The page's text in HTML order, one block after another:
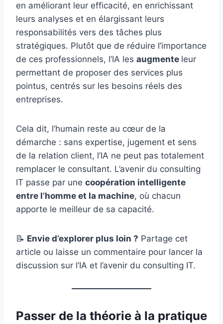
en améliorant leur efficacité, en enrichissant
leurs analyses et en élargissant leurs
responsabilités vers des tâches plus
stratégiques. Plutôt que de réduire l’importance
de ces professionnels, l’IA les augmente leur
permettant de proposer des services plus
pointus, centrés sur les besoins réels des
entreprises.
Cela dit, l’humain reste au cœur de la
démarche : sans expertise, jugement et sens
de la relation client, l’IA ne peut pas totalement
remplacer le consultant. L’avenir du consulting
IT passe par une coopération intelligente
entre l’homme et la machine, où chacun
apporte le meilleur de sa capacité.
📝 Envie d’explorer plus loin ? Partage cet
article ou laisse un commentaire pour lancer la
discussion sur l’IA et l’avenir du consulting IT.
Passer de la théorie à la pratique